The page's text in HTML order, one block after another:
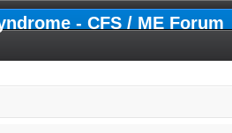
- CFS / ME Forum